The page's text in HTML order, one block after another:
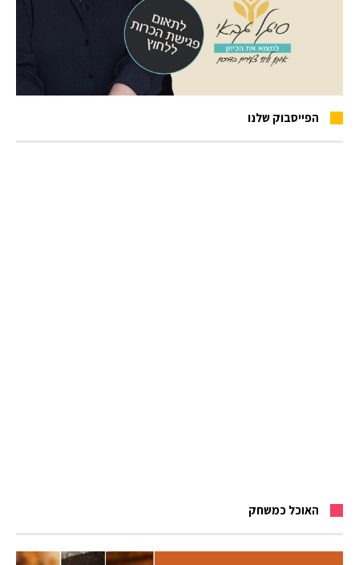
הפייסבוק שלנו
האוכל כמשחק